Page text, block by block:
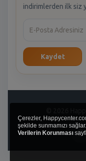
indirimlerden ilk siz
Kaydet
© 2026
Çerezler,
şekilde sunmamızı
Verilerin Korunması